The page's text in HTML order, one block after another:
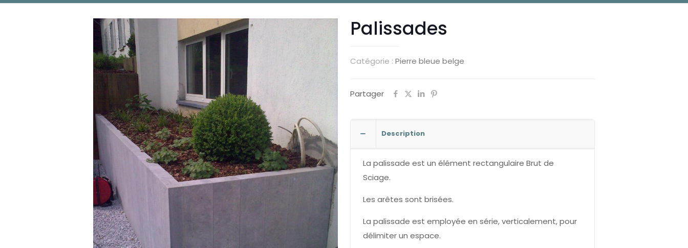
Palissades
Catégorie : Pierre bleue belge
Partager
Description
La palissade est un élément rectangulaire Brut de
Sciage.
Les arêtes sont brisées.
La palissade est employée en série, verticalement, pour
délimiter un espace.